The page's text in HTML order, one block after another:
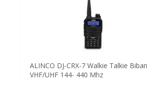
ALINCO DJ-CRX-7 Walkie Talkie
VHF/UHF 144- 440 Mhz